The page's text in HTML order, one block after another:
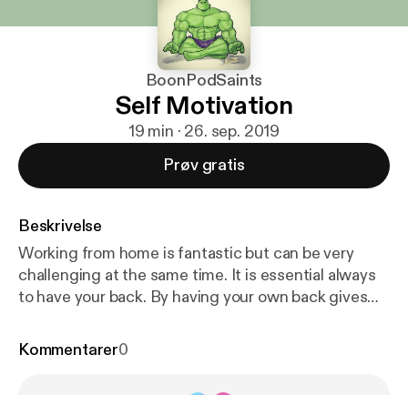
BoonPodSaints
Self Motivation
19 min · 26. sep. 2019
Prøv gratis
Beskrivelse
Working from home is fantastic but can be very
challenging at the same time. It is essential always
to have your back. By having your own back gives
motivated too, believe me, you're going to need
Kommentarer0